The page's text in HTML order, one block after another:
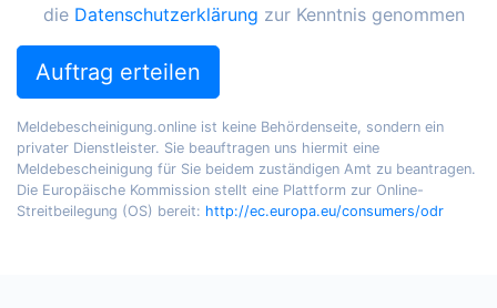
die Datenschutzerklärung zur Kenntnis genommen
Auftrag erteilen
Meldebescheinigung.online ist keine Behördenseite, sondern ein
privater Dienstleister. Sie beauftragen uns hiermit eine
Meldebescheinigung für Sie beidem zuständigen Amt zu beantragen.
Die Europäische Kommission stellt eine Plattform zur Online-
Streitbeilegung (OS) bereit: http://ec.europa.eu/consumers/odr